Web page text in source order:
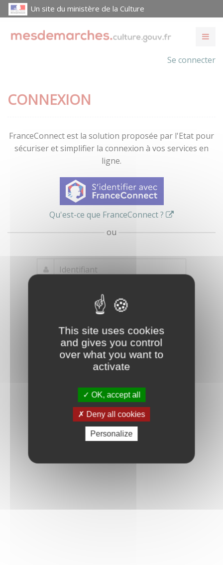
This site uses cookies
and gives you control
over what you want to
activate
OK, accept all
Deny all cookies
Personalize
Un site du ministère de la Culture
Se connecter
CONNEXION
FranceConnect est la solution proposée par l'Etat pour
sécuriser et simplifier la connexion à vos services en
ligne.
Qu'est-ce que FranceConnect ?
ou
oublié ?
compte
Connexion